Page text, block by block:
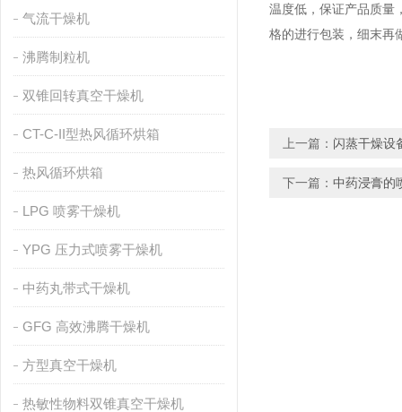
气流干燥机
沸腾制粒机
双锥回转真空干燥机
CT-C-II型热风循环烘箱
热风循环烘箱
LPG 喷雾干燥机
YPG 压力式喷雾干燥机
中药丸带式干燥机
GFG 高效沸腾干燥机
方型真空干燥机
热敏性物料双锥真空干燥机
温度低，保证产品质量
格的进行包装，细末再
上一篇： 闪蒸干燥设
下一篇： 中药浸膏的